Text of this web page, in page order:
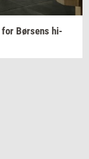
for Bør­sens hi­